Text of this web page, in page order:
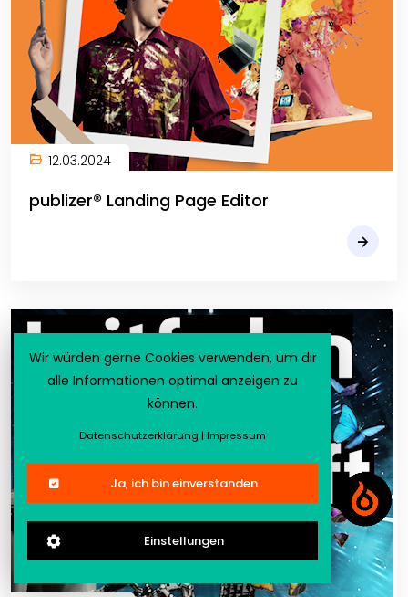
12.03.2024
publizer® Landing Page Editor
Wir würden gerne Cookies verwenden, um dir
alle Informationen optimal anzeigen zu
können.
Datenschutzerklärung |Impressum
Ja, ich bin einverstanden
Einstellungen